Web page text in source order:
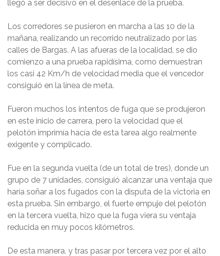
llegó a ser decisivo en el desenlace de la prueba.
Los corredores se pusieron en marcha a las 10 de la
mañana, realizando un recorrido neutralizado por las
calles de Bargas. A las afueras de la localidad, se dio
comienzo a una prueba rapidísima, como demuestran
los casi 42 Km/h de velocidad media que el vencedor
consiguió en la línea de meta.
Fueron muchos los intentos de fuga que se produjeron
en este inicio de carrera, pero la velocidad que el
pelotón imprimía hacía de esta tarea algo realmente
exigente y complicado.
Fue en la segunda vuelta (de un total de tres), donde un
grupo de 7 unidades, consiguió alcanzar una ventaja que
haría soñar a los fugados con la disputa de la victoria en
esta prueba. Sin embargo, el fuerte empuje del pelotón
en la tercera vuelta, hizo que la fuga viera su ventaja
reducida en muy pocos kilómetros.
De esta manera, y tras pasar por tercera vez por el alto